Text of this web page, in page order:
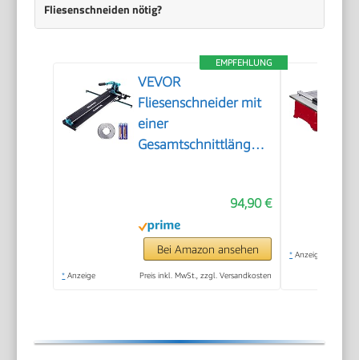
Fliesenschneiden nötig?
EMPFEHLUNG
VEVOR
Fliesenschneider mit
einer
Gesamtschnittlänge
15mm Mindest.
Schnittbreite 25mm
Fliesenschneidmaschine
inkl. Extra Schneidrad
94,90 €
Bei Amazon ansehen
* Anzeige Preis inkl. MwSt., zzgl. Versandkosten
* Anzeige